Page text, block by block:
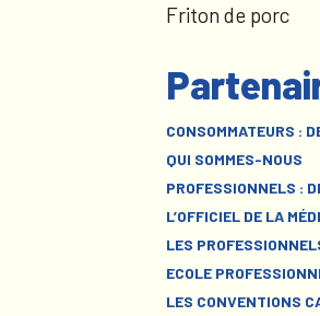
Friton de porc
CONSOMMATEURS :
QUI SOMMES-NOUS
PROFESSIONNELS :
L’OFFICIEL DE LA
LES
ECOLE
LES CONVENTIONS